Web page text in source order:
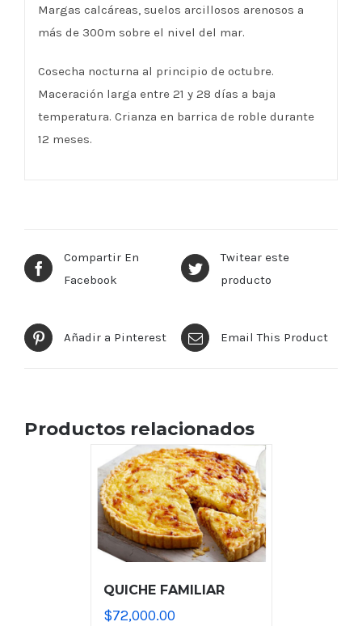
Margas calcáreas, suelos arcillosos arenosos a
más de 300m sobre el nivel del mar.
Cosecha nocturna al principio de octubre.
Maceración larga entre 21 y 28 días a baja
temperatura. Crianza en barrica de roble durante
12 meses.
Compartir En
Facebook
Twitear este
producto
Añadir a Pinterest Email This Product
Productos relacionados
QUICHE FAMILIAR
$72,000.00